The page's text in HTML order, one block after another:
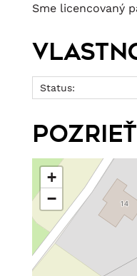
Sme licencovaný
Status:
Pozrieť
+
−